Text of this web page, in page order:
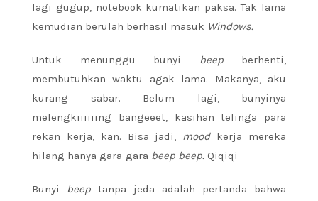
lagi gugup, notebook kumatikan paksa. Tak lama
kemudian berulah berhasil masuk Windows.
Untuk menunggu bunyi beep berhenti,
membutuhkan waktu agak lama. Makanya, aku
kurang sabar. Belum lagi, bunyinya
melengkiiiiiing bangeeet, kasihan telinga para
rekan kerja, kan. Bisa jadi, mood kerja mereka
hilang hanya gara-gara beep beep. Qiqiqi
Bunyi beep tanpa jeda adalah pertanda bahwa